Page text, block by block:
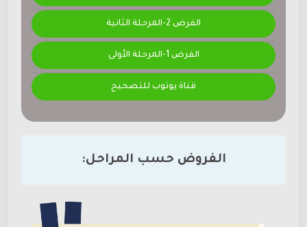
الفرض 2-المرحلة الثانية
الفرض 1-المرحلة الأولى
قناة يوتوب للتصحيح
الفروض حسب المراحل: